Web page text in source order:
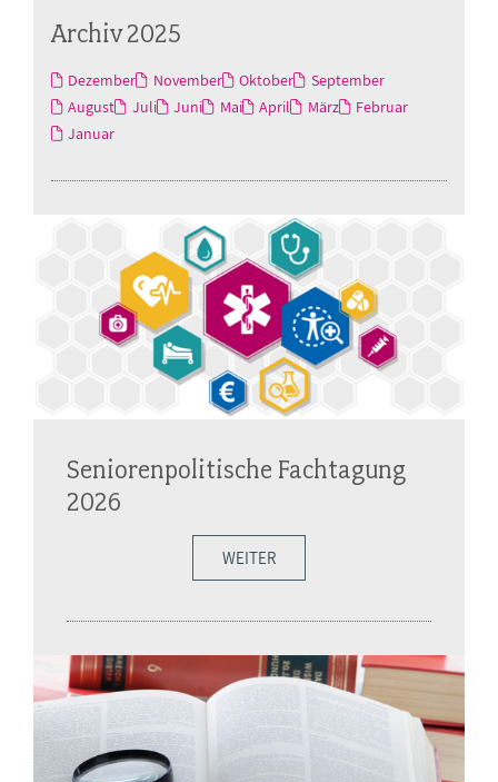
Archiv 2025
Dezember November Oktober
September
August
Juli Juni Mai April März
Februar
Januar
Seniorenpolitische Fachtagung
2026
WEITER